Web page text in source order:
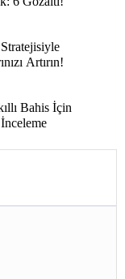
Artırın!
Bahis İçin